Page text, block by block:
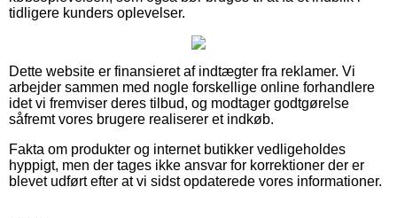
tidligere kunders oplevelser.
Dette website er finansieret af indtægter fra reklamer. Vi
arbejder sammen med nogle forskellige online forhandlere
idet vi fremviser deres tilbud, og modtager godtgørelse
såfremt vores brugere realiserer et indkøb.
Fakta om produkter og internet butikker vedligeholdes
hyppigt, men der tages ikke ansvar for korrektioner der er
blevet udført efter at vi sidst opdaterede vores informationer.